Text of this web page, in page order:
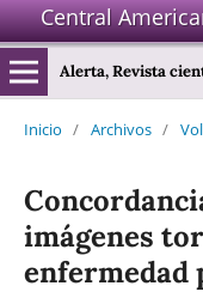
Central
Alerta, Revista
Inicio / Archivos /
imágenes
enfermedad